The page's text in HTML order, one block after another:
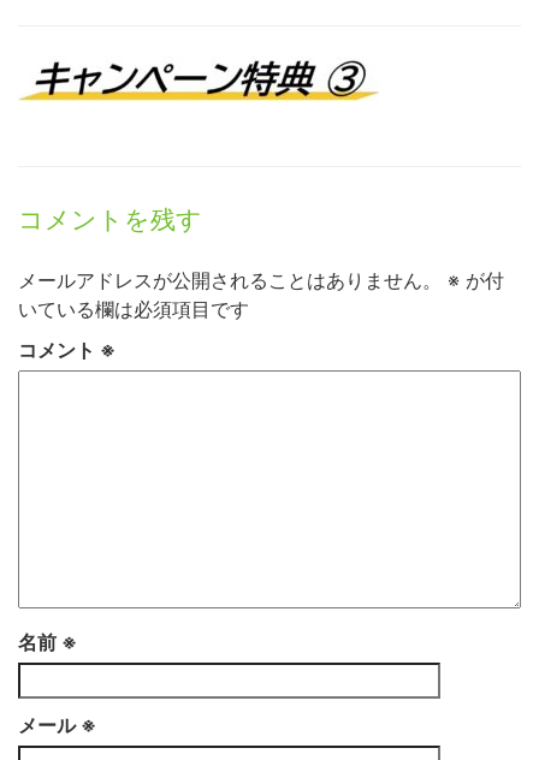
コメントを残す
メールアドレスが公開されることはありません。 ※ が付
いている欄は必須項目です
コメント ※
名前 ※
メール ※